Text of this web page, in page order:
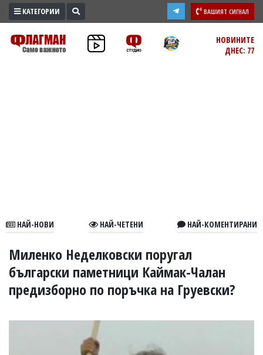
ПРОМО
ЗОНА
В
УКРАЙНА
СПОРТ
РАЗСЛЕДВАНЕ
БИЗНЕС
КАТЕГОРИИ ВАШИЯТ СИГНАЛ
НОВИНИТЕ
ДНЕС: 77
НАЙ-НОВИ НАЙ-ЧЕТЕНИ НАЙ-КОМЕНТИРАНИ
Миленко Неделковски поругал
български паметници Каймак-Чалан
предизборно по поръчка на Груевски?